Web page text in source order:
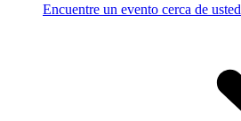
Encuentre un evento cerca de usted